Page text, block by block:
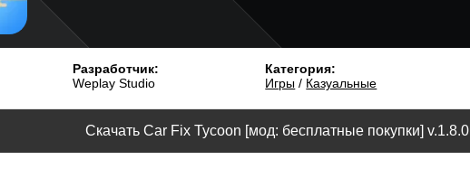
Разработчик:
Weplay Studio
Категория:
Игры / Казуальные
Скачать Car Fix Tycoon [мод: бесплатные покупки] v.1.8.0